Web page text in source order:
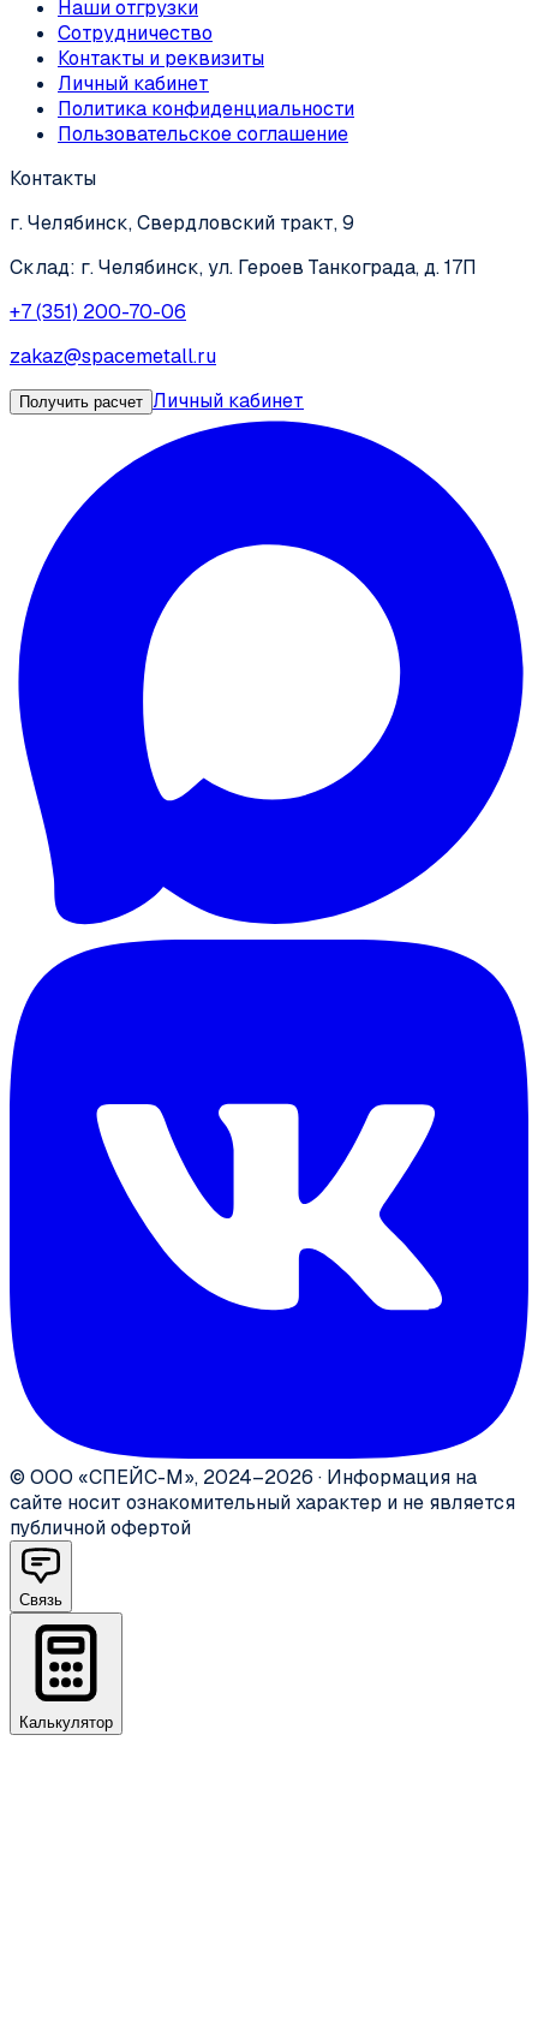
Наши отгрузки
Сотрудничество
Контакты и реквизиты
Личный кабинет
Политика конфиденциальности
Пользовательское соглашение
Контакты
г. Челябинск, Свердловский тракт, 9
Склад: г. Челябинск, ул. Героев Танкограда, д. 17П
+7 (351) 200-70-06
zakaz@spacemetall.ru
Получить расчет Личный кабинет
© ООО «СПЕЙС-М», 2024–2026 · Информация на
сайте носит ознакомительный характер и не является
публичной офертой
Связь
Калькулятор